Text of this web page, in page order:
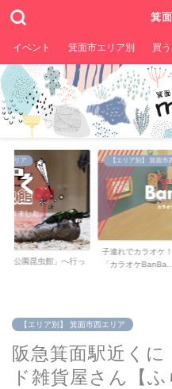
箕
イベント 箕面市エリア別 買う
エリア
面公園昆虫館」へ行っ
【エリア別】 箕面市
子連れでカラオケ
「カラオケBanBa...
【エリア別】 箕面市西エリア
阪急箕面駅近く
ド雑貨屋さん【